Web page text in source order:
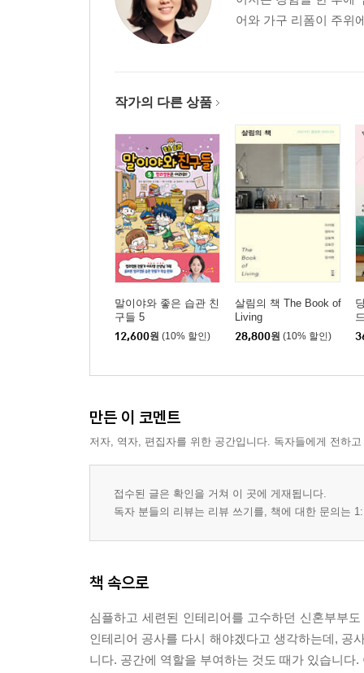
어와 가구 리폼이 주위
작가의 다른 상품
말이야와 좋은 습관 친
구들 5
12,600원 (10% 할인)
살림의 책 The Book of
Living
28,800원 (10% 할인)
만든 이 코멘트
저자, 역자, 편집자를 위한 공간입니다. 독자들에게 전하
접수된 글은 확인을 거쳐 이 곳에 게재됩니다.
독자 분들의 리뷰는 리뷰 쓰기를, 책에 대한 문의는
책 속으로
심플하고 세련된 인테리어를 고수하던 신혼부부
인테리어 공사를 다시 해야겠다고 생각하는데, 공
니다. 공간에 역할을 부여하는 것도 때가 있습니